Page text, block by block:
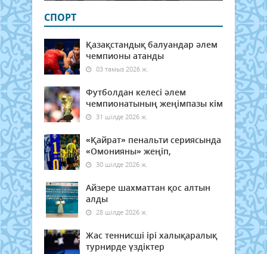
СПОРТ
Қазақстандық балуандар әлем
чемпионы атанды
03 тамыз 2026 ж.
Футболдан келесі әлем
чемпионатының жеңімпазы кім
31 шілде 2026 ж.
«Қайрат» пенальти сериясында
«Омонияны» жеңіп,
30 шілде 2026 ж.
Айзере шахматтан қос алтын
алды
28 шілде 2026 ж.
Жас теннисші ірі халықаралық
турнирде үздіктер